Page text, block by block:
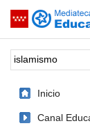
Saltar navegación
Palabra o frase:
Inicio
Canal